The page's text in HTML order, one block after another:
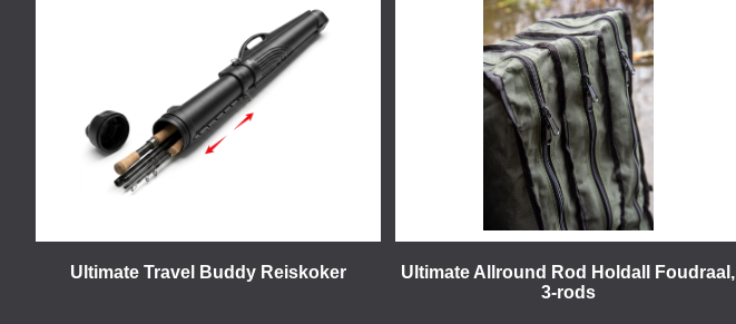
Ultimate Travel Buddy Reiskoker
Ultimate Allround Rod Holdall Foudraal,
3-rods